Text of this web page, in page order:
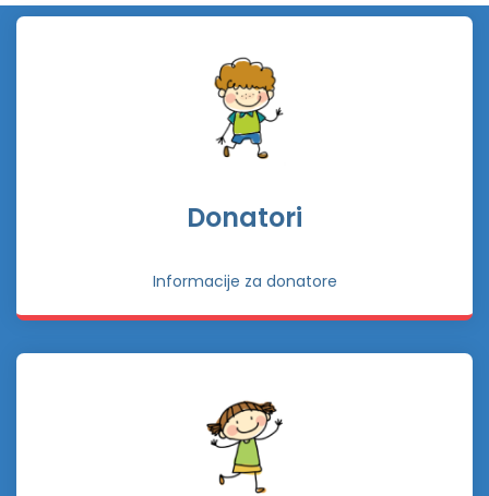
Donatori
Informacije za donatore